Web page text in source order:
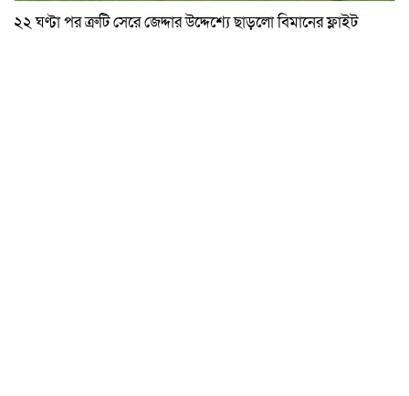
২২ ঘণ্টা পর ত্রুটি সেরে জেদ্দার উদ্দেশ্যে ছাড়লো বিমানের ফ্লাইট